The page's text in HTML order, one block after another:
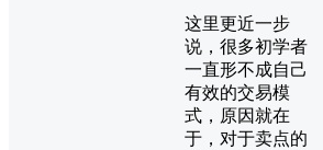
这里更近一步
说，很多初学者
一直形不成自己
有效的交易模
式，原因就在
于，对于卖点的